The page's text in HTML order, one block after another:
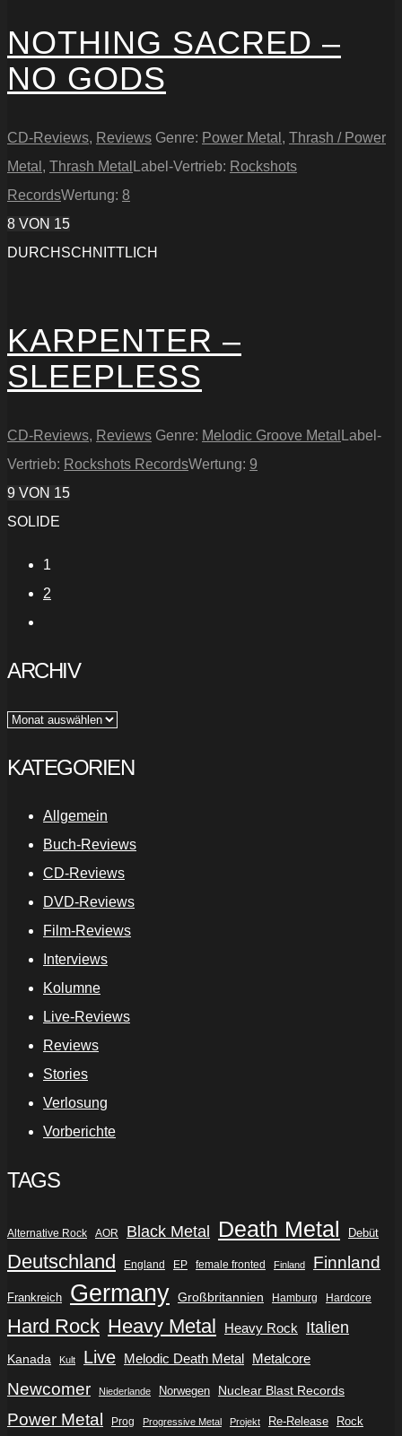
NOTHING SACRED –
NO GODS
CD-Reviews, Reviews Genre: Power Metal , Thrash / Power
Metal , Thrash Metal Label-Vertrieb: Rockshots
RecordsWertung: 8
8 VON 15
DURCHSCHNITTLICH
KARPENTER –
SLEEPLESS
CD-Reviews, Reviews Genre: Melodic Groove Metal Label-
Vertrieb: Rockshots RecordsWertung: 9
9 VON 15
SOLIDE
1
2
ARCHIV
Archiv
KATEGORIEN
Allgemein
Buch-Reviews
CD-Reviews
DVD-Reviews
Film-Reviews
Interviews
Kolumne
Live-Reviews
Reviews
Stories
Verlosung
Vorberichte
TAGS
Alternative Rock AOR Black Metal Death Metal Debüt
Deutschland England EP female fronted Finland Finnland
Frankreich Germany Großbritannien Hamburg Hardcore
Hard Rock Heavy Metal Heavy Rock Italien
Kanada Kult Live Melodic Death Metal Metalcore
Newcomer Niederlande Norwegen Nuclear Blast Records
Power Metal Prog Progressive Metal Projekt Re-Release Rock